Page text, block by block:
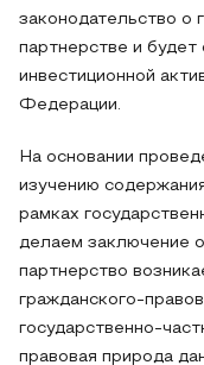
законодательство о
партнерстве и
инвестиционной
Федерации.
На основании
изучению
рамках
делаем заключение
партнерство
гражданского-
государственно-
правовая природа